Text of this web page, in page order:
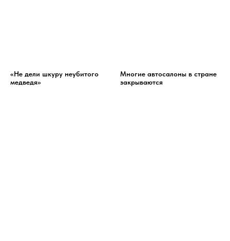
«Не дели шкуру неубитого
медведя»
Многие автосалоны в стране
закрываются